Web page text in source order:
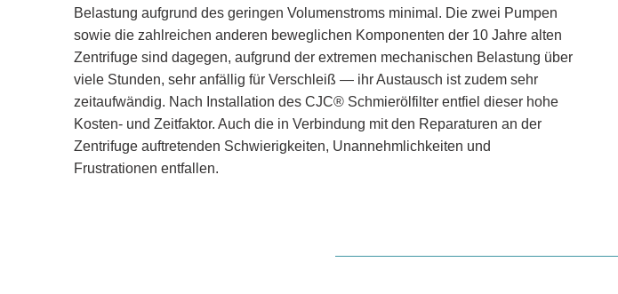
Belastung aufgrund des geringen Volumenstroms minimal. Die zwei Pumpen
sowie die zahlreichen anderen beweglichen Komponenten der 10 Jahre alten
Zentrifuge sind dagegen, aufgrund der extremen mechanischen Belastung über
viele Stunden, sehr anfällig für Verschleiß — ihr Austausch ist zudem sehr
zeitaufwändig. Nach Installation des CJC® Schmierölfilter entfiel dieser hohe
Kosten- und Zeitfaktor. Auch die in Verbindung mit den Reparaturen an der
Zentrifuge auftretenden Schwierigkeiten, Unannehmlichkeiten und
Frustrationen entfallen.